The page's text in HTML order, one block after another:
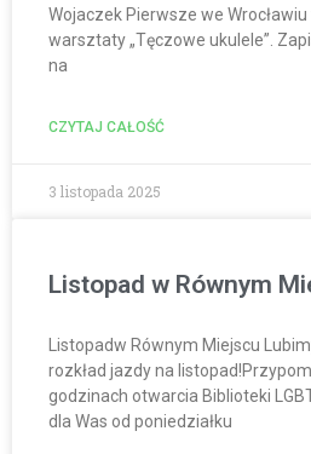
Wojaczek Pierwsze we
warsztaty „Tęczowe ukulele”.
na
CZYTAJ CAŁOŚĆ
3 listopada 2025
Listopad w Równym
Listopadw Równym Miejscu
rozkład jazdy na
godzinach otwarcia Biblioteki
dla Was od poniedziałku